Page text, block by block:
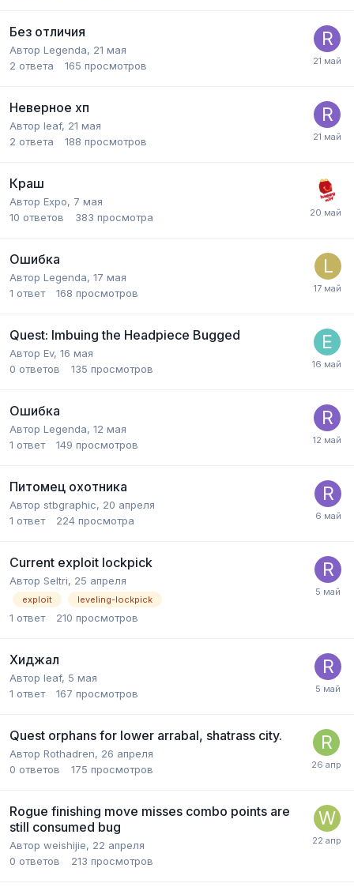
Без отличия
Автор Legenda, 21 мая
2 ответа 165 просмотров
Неверное хп
Автор leaf, 21 мая
2 ответа 188 просмотров
Краш
Автор Expo, 7 мая
10 ответов 383 просмотра
Ошибка
Автор Legenda, 17 мая
1 ответ 168 просмотров
Quest: Imbuing the Headpiece Bugged
Автор Ev, 16 мая
0 ответов 135 просмотров
Ошибка
Автор Legenda, 12 мая
1 ответ 149 просмотров
Питомец охотника
Автор stbgraphic, 20 апреля
1 ответ 224 просмотра
Current exploit lockpick
Автор Seltri, 25 апреля
exploit leveling-lockpick
1 ответ 210 просмотров
Хиджал
Автор leaf, 5 мая
1 ответ 167 просмотров
Quest orphans for lower arrabal, shatrass city.
Автор Rothadren, 26 апреля
0 ответов 175 просмотров
Rogue finishing move misses combo points are
still consumed bug
Автор weishijie, 22 апреля
0 ответов 213 просмотров